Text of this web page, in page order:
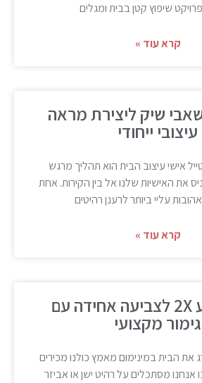
שיפוץ קטן בבית ומגלים
קרא עוד »
שאבי שיק ליצירת מראה
עיצובי ייחודי
אישי עיצוב הבית הוא תהליך מרגש
את האישיות שלנו אל בין הקירות. אחת
עליי ביותר לרענן רהיטים
קרא עוד »
ספריי צבע 2X לצביעה אחידה עם
גימור מקצועי
הבית במינימום מאמץ כולנו מכירים
מסתכלים על רהיט ישן או אביזר